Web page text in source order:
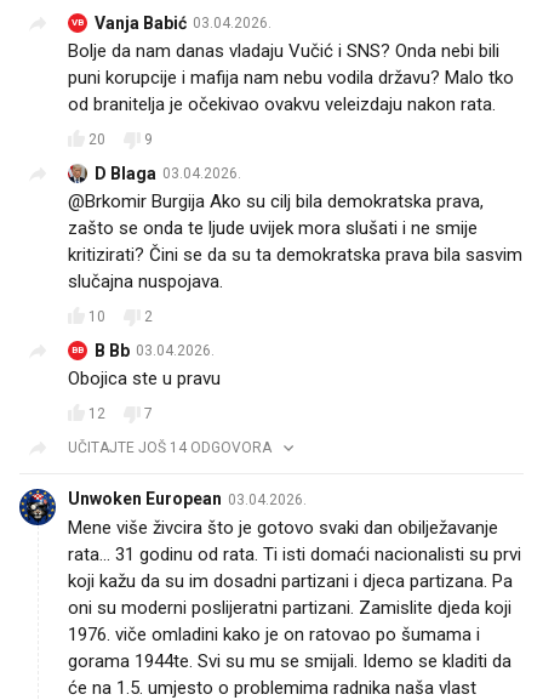
VB Vanja Babić 03.04.2026.
Bolje da nam danas vladaju Vučić i SNS? Onda nebi bili
puni korupcije i mafija nam nebu vodila državu? Malo tko
od branitelja je očekivao ovakvu veleizdaju nakon rata.
20 9
D Blaga 03.04.2026.
@Brkomir Burgija Ako su cilj bila demokratska prava,
zašto se onda te ljude uvijek mora slušati i ne smije
kritizirati? Čini se da su ta demokratska prava bila sasvim
slučajna nuspojava.
10 2
BB B Bb 03.04.2026.
Obojica ste u pravu
12
7
UČITAJTE JOŠ 14 ODGOVORA
Unwoken European 03.04.2026.
Mene više živcira što je gotovo svaki dan obilježavanje
rata... 31 godinu od rata. Ti isti domaći nacionalisti su prvi
koji kažu da su im dosadni partizani i djeca partizana. Pa
oni su moderni poslijeratni partizani. Zamislite djeda koji
1976. viče omladini kako je on ratovao po šumama i
gorama 1944te. Svi su mu se smijali. Idemo se kladiti da
će na 1.5. umjesto o problemima radnika naša vlast